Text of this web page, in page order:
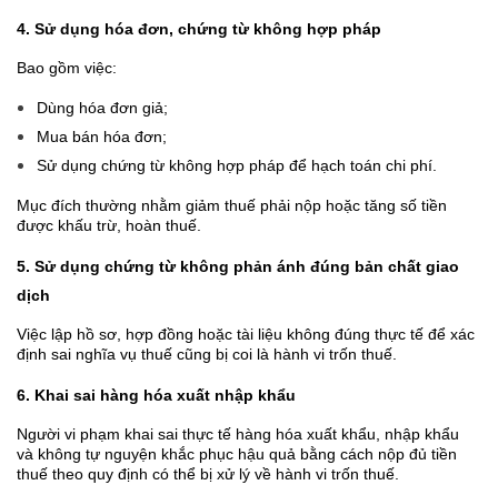
4. Sử dụng hóa đơn, chứng từ không hợp pháp
Bao gồm việc:
Dùng hóa đơn giả;
Mua bán hóa đơn;
Sử dụng chứng từ không hợp pháp để hạch toán chi phí.
Mục đích thường nhằm giảm thuế phải nộp hoặc tăng số tiền
được khấu trừ, hoàn thuế.
5. Sử dụng chứng từ không phản ánh đúng bản chất giao
dịch
Việc lập hồ sơ, hợp đồng hoặc tài liệu không đúng thực tế để xác
định sai nghĩa vụ thuế cũng bị coi là hành vi trốn thuế.
6. Khai sai hàng hóa xuất nhập khẩu
Người vi phạm khai sai thực tế hàng hóa xuất khẩu, nhập khẩu
và không tự nguyện khắc phục hậu quả bằng cách nộp đủ tiền
thuế theo quy định có thể bị xử lý về hành vi trốn thuế.